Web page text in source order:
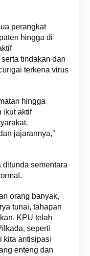
perangkat
hingga di
tindakan dan
terkena virus
hingga
ikut aktif
jajarannya,”
sementara
orang banyak,
tunai, tahapan
KPU telah
seperti
kita antisipasi
enteng dan